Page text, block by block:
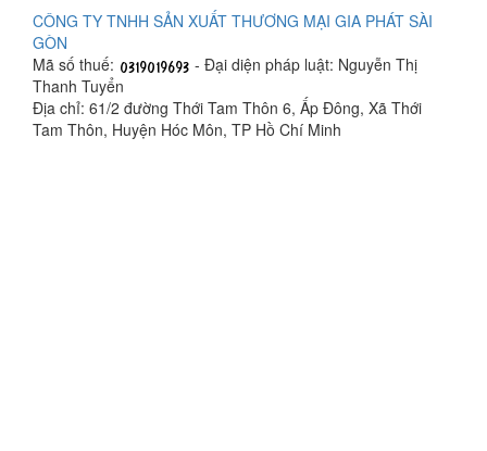
CÔNG TY TNHH SẢN XUẤT THƯƠNG MẠI GIA PHÁT SÀI
GÒN
Mã số thuế:
- Đại diện pháp luật: Nguyễn Thị
Thanh Tuyển
Địa chỉ: 61/2 đường Thới Tam Thôn 6, Ấp Đông, Xã Thới
Tam Thôn, Huyện Hóc Môn, TP Hồ Chí Minh